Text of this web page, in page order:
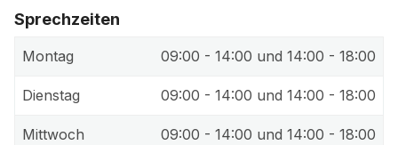
Sprechzeiten
Montag 09:00 - 14:00 und 14:00 - 18:00
Dienstag 09:00 - 14:00 und 14:00 - 18:00
Mittwoch 09:00 - 14:00 und 14:00 - 18:00